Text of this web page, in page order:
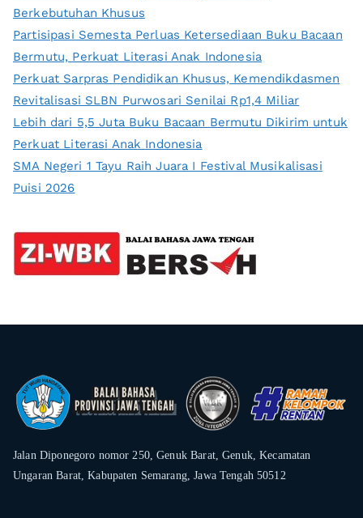
Berkebutuhan Khusus
Partisipasi Semesta Perluas Ketersediaan Buku Bacaan
Bermutu, Perkuat Literasi Anak Indonesia
Perkuat Sarpras Pendidikan Khusus, Kemendikdasmen
Revitalisasi SLBN Purwosari Senilai Rp1,4 Miliar
Lebih dari 5,5 Juta Buku Bacaan Bermutu Dikirim untuk
Perkuat Literasi Anak Indonesia
SMA Negeri 1 Tayu Raih Juara I Festival Musikalisasi
Puisi 2026
Jalan Diponegoro nomor 250, Genuk Barat, Genuk, Kecamatan
Ungaran Barat, Kabupaten Semarang, Jawa Tengah 50512